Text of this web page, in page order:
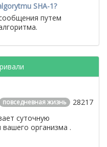
SHA-1?
путем
алгоритма.
28217
повседневная жизнь
суточную
организма .